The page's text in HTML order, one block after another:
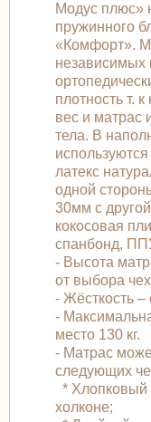
Модус плюс»
пружинного
«Комфорт».
независимых
плотность т.
вес и матрас
тела. В
латекс
одной
30мм с
кокосовая
спанбонд,
- Высота
от выбора
- Жёсткость –
-
место 130 кг.
- Матрас
следующих
* Хлопковый
холконе;